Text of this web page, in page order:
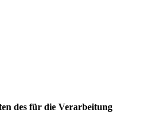
des für die Verarbeitung